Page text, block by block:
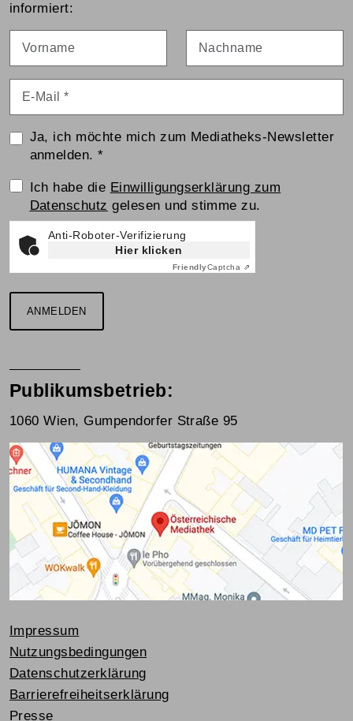
informiert:
Ja, ich möchte mich zum Mediatheks-Newsletter
anmelden.*
Einwilligungserklärung
Ich habe die Einwilligungserklärung zum
Datenschutz gelesen und stimme zu.
Anti-Roboter-Verifizierung
Hier klicken
FriendlyCaptcha ⇗
ANMELDEN
Publikumsbetrieb:
1060 Wien, Gumpendorfer Straße 95
Impressum
Nutzungsbedingungen
Datenschutzerklärung
Barrierefreiheitserklärung
Presse